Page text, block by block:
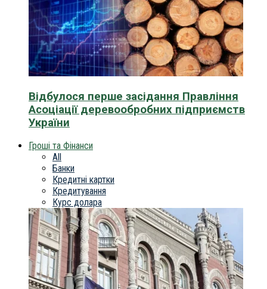
Відбулося перше засідання Правління
Асоціації деревообробних підприємств
України
Гроші та Фінанси
All
Банки
Кредитні картки
Кредитування
Курс долара